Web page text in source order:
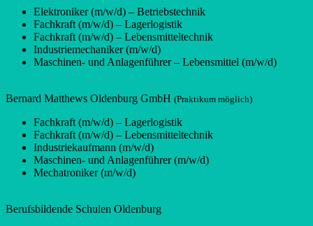
Elektroniker (m/w/d) – Betriebstechnik
Fachkraft (m/w/d) – Lagerlogistik
Fachkraft (m/w/d) – Lebensmitteltechnik
Industriemechaniker (m/w/d)
Maschinen- und Anlagenführer – Lebensmittel (m/w/d)
Bernard Matthews Oldenburg GmbH (Praktikum möglich)
Fachkraft (m/w/d) – Lagerlogistik
Fachkraft (m/w/d) – Lebensmitteltechnik
Industriekaufmann (m/w/d)
Maschinen- und Anlagenführer (m/w/d)
Mechatroniker (m/w/d)
Berufsbildende Schulen Oldenburg